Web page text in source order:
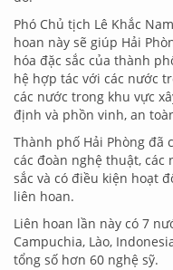
Phó Chủ tịch Lê Khắc
hoan này sẽ giúp Hải
hóa đặc sắc của thành
hệ hợp tác với các nước
các nước trong khu vực
định và phồn vinh, an
Thành phố Hải Phòng đã
các đoàn nghệ thuật,
sắc và có điều kiện hoạt
liên hoan.
Liên hoan lần này có 7
Campuchia, Lào,
tổng số hơn 60 nghệ sỹ.